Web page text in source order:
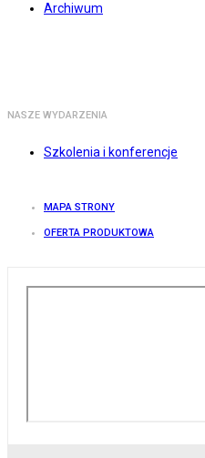
Archiwum
NASZE WYDARZENIA
Szkolenia i konferencje
MAPA STRONY
OFERTA PRODUKTOWA